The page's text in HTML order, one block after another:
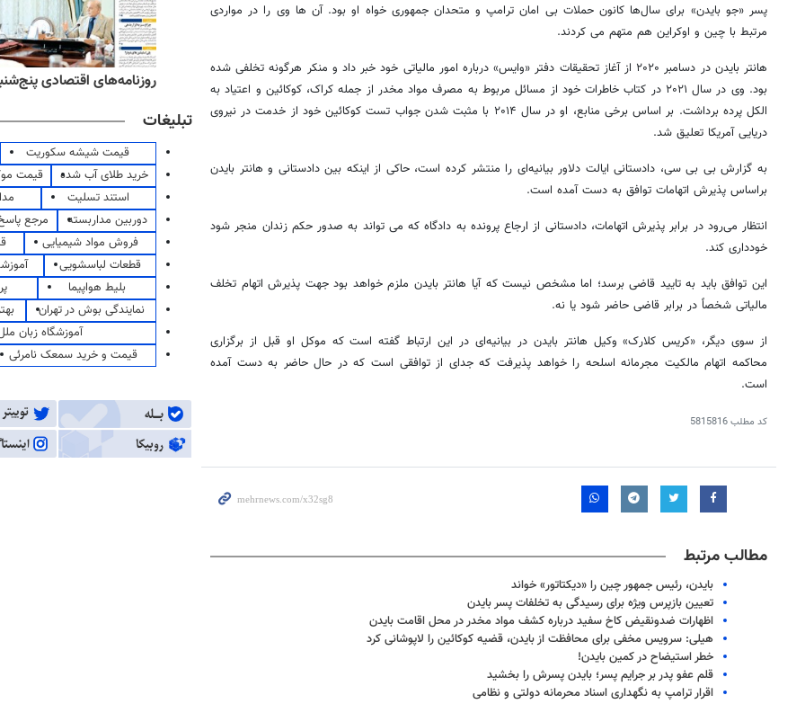
پسر «جو بایدن» برای سال‌ها کانون حملات بی امان ترامپ و متحدان جمهوری خواه او بود. آن‌ ها وی را در مواردی
مرتبط با چین و اوکراین هم متهم می‌ کردند.
هانتر بایدن در دسامبر ۲۰۲۰ از آغاز تحقیقات دفتر «وایس» درباره امور مالیاتی خود خبر داد و منکر هرگونه تخلفی شده
بود. وی در سال ۲۰۲۱ در کتاب خاطرات خود از مسائل مربوط به مصرف مواد مخدر از جمله کراک، کوکائین و اعتیاد به
الکل پرده برداشت. بر اساس برخی منابع، او در سال ۲۰۱۴ با مثبت شدن جواب تست کوکائین خود از خدمت در نیروی
دریایی آمریکا تعلیق شد.
به گزارش بی بی سی، دادستانی ایالت دلاور بیانیه‌ای را منتشر کرده است، حاکی از اینکه بین دادستانی و هانتر بایدن
براساس پذیرش اتهامات توافق به دست آمده است.
انتظار می‌رود در برابر پذیرش اتهامات، دادستانی از ارجاع پرونده به دادگاه که می تواند به صدور حکم زندان منجر شود
خودداری کند.
این توافق باید به تایید قاضی برسد؛ اما مشخص نیست که آیا هانتر بایدن ملزم خواهد بود جهت پذیرش اتهام تخلف
مالیاتی شخصاً در برابر قاضی حاضر شود یا نه.
از سوی دیگر، «کریس کلارک» وکیل هانتر بایدن در بیانیه‌ای در این ارتباط گفته است که موکل او قبل از برگزاری
محاکمه اتهام مالکیت مجرمانه اسلحه را خواهد پذیرفت که جدای از توافقی است که در حال حاضر به دست آمده
است.
کد مطلب5815816
مطالب مرتبط
بایدن، رئیس جمهور چین را «دیکتاتور» خواند
تعیین بازپرس ویژه برای رسیدگی به تخلفات پسر بایدن
اظهارات ضدونقیض کاخ سفید درباره کشف مواد مخدر در محل اقامت بایدن
هیلی: سرویس مخفی برای محافظت از بایدن، قضیه کوکائین را لاپوشانی کرد
خطر استیضاح در کمین بایدن!
قلم عفو پدر بر جرایم پسر؛ بایدن پسرش را بخشید
اقرار ترامپ به نگه‏داری اسناد محرمانه دولتی و نظامی
روزنامه‌های صبح پنج‌شنبه ۱۵ مرداد ۱۴۰۵ روزنامه‌های ورزشی پنج‌شنبه ۱۵ مرداد ۱۴۰۵ روزنامه‌های اقتصادی پنج‌شنبه ۱۵ مرداد
تبلیغات
قیمت شیشه سکوریت
خرید طلای آب شده
قیمت
استند تسلیت
دوربین مداربسته
مرجع
فروش مواد شیمیایی
قطعات لباسشویی
بلیط هواپیما
نمایندگی بوش در تهران
آموزشگاه زبان
قیمت و خرید سمعک نامرئی